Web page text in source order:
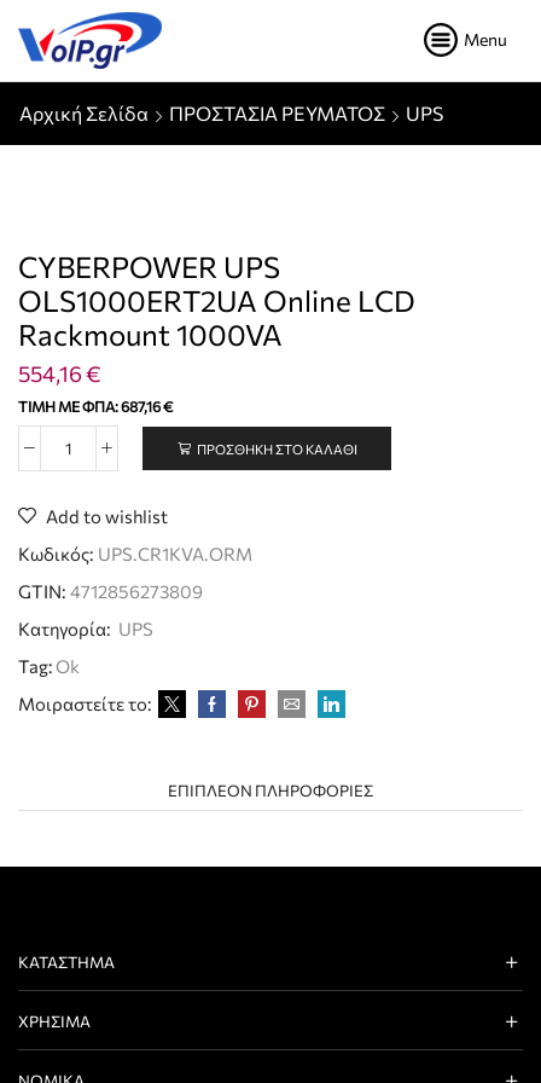
Menu
Αρχική Σελίδα ΠΡΟΣΤΑΣΙΑ ΡΕΥΜΑΤΟΣ UPS
CYBERPOWER UPS
OLS1000ERT2UA Online LCD
Rackmount 1000VA
554,16€
ΤΙΜΉ ΜΕ ΦΠΑ:687,16€
ΠΡΟΣΘΉΚΗ ΣΤΟ ΚΑΛΆΘΙ
Add to wishlist
Κωδικός: UPS.CR1KVA.ORM
GTIN: 4712856273809
Κατηγορία: UPS
Tag:Ok
Μοιραστείτε το:
ΕΠΙΠΛΈΟΝ ΠΛΗΡΟΦΟΡΊΕΣ
ΚΑΤΆΣΤΗΜΑ
ΧΡΉΣΙΜΑ